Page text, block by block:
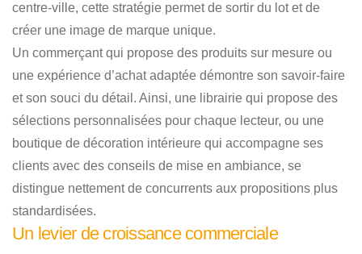
centre-ville, cette stratégie permet de sortir du lot et de
créer une image de marque unique.
Un commerçant qui propose des produits sur mesure ou
une expérience d’achat adaptée démontre son savoir-faire
et son souci du détail. Ainsi, une librairie qui propose des
sélections personnalisées pour chaque lecteur, ou une
boutique de décoration intérieure qui accompagne ses
clients avec des conseils de mise en ambiance, se
distingue nettement de concurrents aux propositions plus
standardisées.
Un levier de croissance commerciale